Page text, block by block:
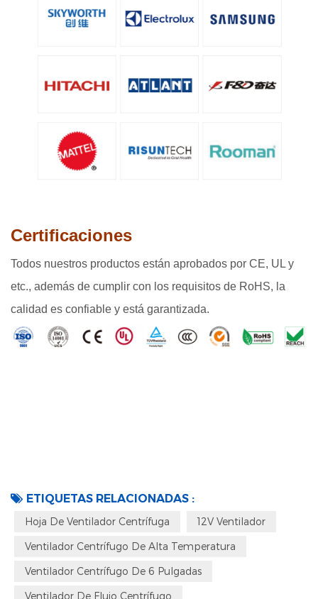
Certificaciones
Todos nuestros productos están aprobados por CE, UL y
etc., además de cumplir con los requisitos de RoHS, la
calidad es confiable y está garantizada.
ETIQUETAS RELACIONADAS :
Hoja De Ventilador Centrífuga 12V Ventilador
Ventilador Centrífugo De Alta Temperatura
Ventilador Centrífugo De 6 Pulgadas
Ventilador De Flujo Centrífugo